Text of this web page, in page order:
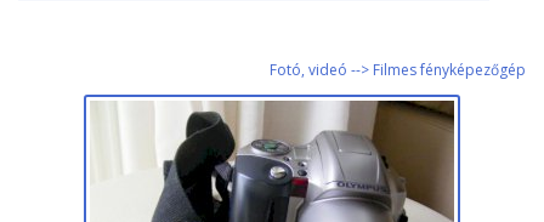
Fotó, videó --> Filmes fényképezőgép